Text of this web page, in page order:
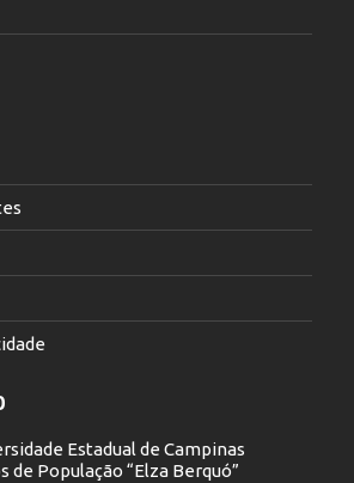
Estadual de Campinas
de População “Elza Berquó”